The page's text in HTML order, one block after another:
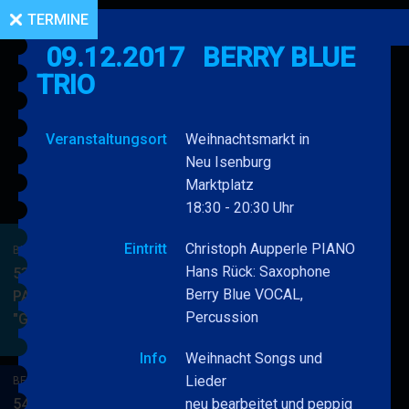
BERRY BLUE & BAND
53. JAZZ Matinee in den
PARKSIDE STUDIOS
"Gypsy Jazz"
&
BERRY BLUE & BAND
54. JAZZ Matinee in den
TERMINE
09.12.2017
BERRY BLUE
TRIO
Veranstaltungsort
Weihnachtsmarkt in
Neu Isenburg
Marktplatz
18:30 - 20:30 Uhr
Eintritt
Christoph Aupperle PIANO
Hans Rück: Saxophone
Berry Blue VOCAL,
Percussion
Info
Weihnacht Songs und
Lieder
neu bearbeitet und peppig